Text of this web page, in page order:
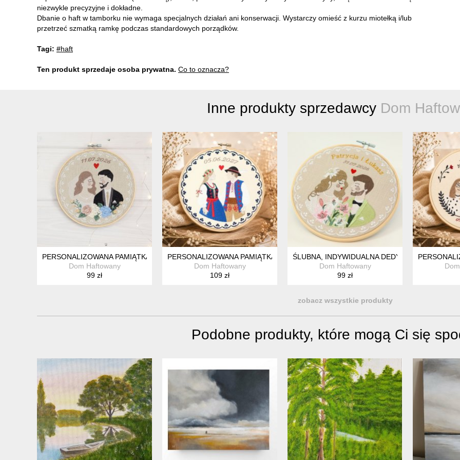
niezwykle precyzyjne i dokładne.
Dbanie o haft w tamborku nie wymaga specjalnych działań ani konserwacji. Wystarczy omieść z kurzu miotełką i/lub
przetrzeć szmatką ramkę podczas standardowych porządków.
Tagi: #haft
Ten produkt sprzedaje osoba prywatna. Co to oznacza?
Inne produkty sprzedawcy Dom
PERSONALIZOWANA PAMIĄTKA ŚLUBNA, HAFT W TAMBORKU
Dom Haftowany
99 zł
PERSONALIZOWANA PAMIĄTKA ŚLUBNA, ZARĘCZYNOWA - HAFT W TAMBORKU
Dom Haftowany
109 zł
ŚLUBNA, INDYWIDUALNA DEDYKACJA, HAFT W
Dom Haftowany
99 zł
zobacz wszystkie produkty
Podobne produkty, które mogą Ci się